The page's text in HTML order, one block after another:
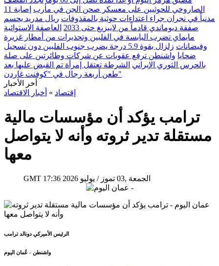
الصاروخي للحوثيين على معسكر صحن الجن في مأرب
إصابة 11
مدنياً في نجران جراء اعتداءات حوثية بالمقذوفات ريال مدريد يحسم
صفقة ديوماندي قادماً من لايبزيغ حتى 2033
العاصفة الاستوائية
مايماي تضرب اليابسة في الفلبين وتحذيرات من أمطار غزيرة
وفيضانات
زلزال بقوة 5.9 درجة يضرب جنوب الفلبين دون تسجيل
ضحايا واشنطن ترفع عقوبات عن شركات وطائرتين على صلة
بالحرس الثوري الإيراني الشرطة تعتقل إمرأة تم القبض عليها بعد
طعن أربعة رجال في "كوفنت غاردن"
أخر الأخبار
إقتصاد » أخبار الاقتصاد
ترامب يؤكد أن مؤسسات مالية
مستقلة تدير ثروته وأنه لا يتواصل
معها
GMT 17:36 2026 الجمعة ,03 تموز / يوليو
الرئيس الأميركي دونالد ترامب
واشنطن - عُمان اليوم